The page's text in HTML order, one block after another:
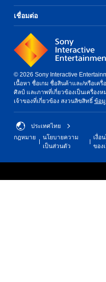
เชื่อมต่อ
© 2026 Sony Interactive
เนื้อหา ชื่อเกม ชื่อสินค้าและ/หรือเค
ศิลป์ และภาพที่เกี่ยวข้องเป็นเครื่อง
เจ้าของที่เกี่ยวข้อง สงวนลิขสิทธิ์ ข้อมู
ประเทศไทย
กฎหมาย
นโยบายความ
เป็นส่วนตัว
เงื่อ
ของ